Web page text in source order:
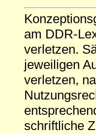
am DDR-
verletzen.
jeweiligen
verletzen,
schriftliche